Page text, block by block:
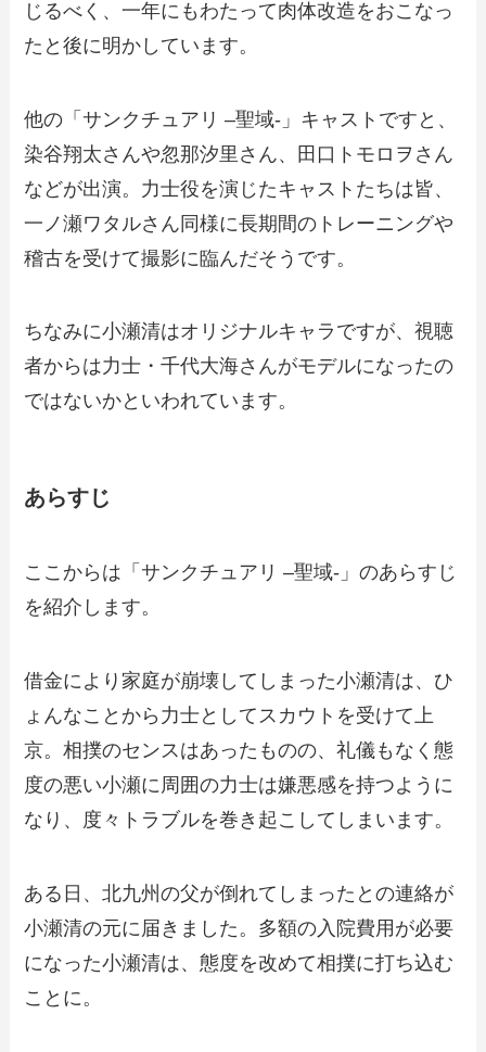
じるべく、一年にもわたって肉体改造をおこなっ
たと後に明かしています。
他の「サンクチュアリ –聖域-」キャストですと、
染谷翔太さんや忽那汐里さん、田口トモロヲさん
などが出演。力士役を演じたキャストたちは皆、
一ノ瀬ワタルさん同様に長期間のトレーニングや
稽古を受けて撮影に臨んだそうです。
ちなみに小瀬清はオリジナルキャラですが、視聴
者からは力士・千代大海さんがモデルになったの
ではないかといわれています。
あらすじ
ここからは「サンクチュアリ –聖域-」のあらすじ
を紹介します。
借金により家庭が崩壊してしまった小瀬清は、ひ
ょんなことから力士としてスカウトを受けて上
京。相撲のセンスはあったものの、礼儀もなく態
度の悪い小瀬に周囲の力士は嫌悪感を持つように
なり、度々トラブルを巻き起こしてしまいます。
ある日、北九州の父が倒れてしまったとの連絡が
小瀬清の元に届きました。多額の入院費用が必要
になった小瀬清は、態度を改めて相撲に打ち込む
ことに。